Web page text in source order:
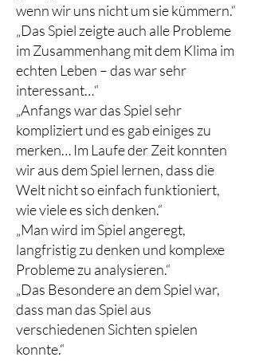
wenn wir uns nicht um sie kümmern.“
„Das Spiel zeigte auch alle Probleme
im Zusammenhang mit dem Klima im
echten Leben – das war sehr
interessant…“
„Anfangs war das Spiel sehr
kompliziert und es gab einiges zu
merken… Im Laufe der Zeit konnten
wir aus dem Spiel lernen, dass die
Welt nicht so einfach funktioniert,
wie viele es sich denken.“
„Man wird im Spiel angeregt,
langfristig zu denken und komplexe
Probleme zu analysieren.“
„Das Besondere an dem Spiel war,
dass man das Spiel aus
verschiedenen Sichten spielen
konnte.“